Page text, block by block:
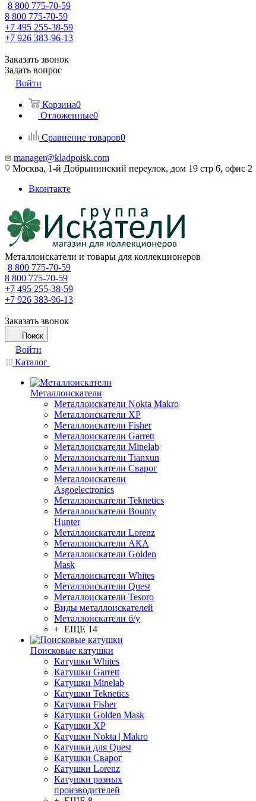
8 800 775-70-59
8 800 775-70-59
+7 495 255-38-59
+7 926 383-96-13
Заказать звонок
Задать вопрос
Войти
Корзина0
Отложенные0
Сравнение товаров0
manager@kladpoisk.com
Москва, 1-й Добрынинский переулок, дом 19 стр 6, офис 2
Вконтакте
Металлоискатели и товары для коллекционеров
8 800 775-70-59
8 800 775-70-59
+7 495 255-38-59
+7 926 383-96-13
Заказать звонок
Поиск
Войти
Каталог
Металлоискатели
Металлоискатели Nokta Makro
Металлоискатели XP
Металлоискатели Fisher
Металлоискатели Garrett
Металлоискатели Minelab
Металлоискатели Tianxun
Металлоискатели Сварог
Металлоискатели
Asgoelectronics
Металлоискатели Teknetics
Металлоискатели Bounty
Hunter
Металлоискатели Lorenz
Металлоискатели АКА
Металлоискатели Golden
Mask
Металлоискатели Whites
Металлоискатели Quest
Металлоискатели Tesoro
Виды металлоискателей
Металлоискатели б/у
+ ЕЩЕ 14
Поисковые катушки
Катушки Whites
Катушки Garrett
Катушки Minelab
Катушки Teknetics
Катушки Fisher
Катушки Golden Mask
Катушки XP
Катушки Nokta | Makro
Катушки для Quest
Катушки Сварог
Катушки Lorenz
Катушки разных
производителей